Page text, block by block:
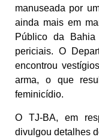
manuseada por
ainda mais em
Público da
periciais. O
encontrou
arma, o que
feminicídio.
O TJ-BA, em
divulgou detalhes